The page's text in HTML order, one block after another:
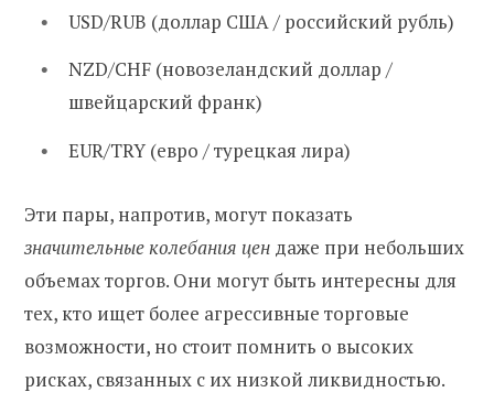
USD/RUB (доллар США / российский рубль)
NZD/CHF (новозеландский доллар /
швейцарский франк)
EUR/TRY (евро / турецкая лира)
Эти пары, напротив, могут показать
значительные колебания цен даже при небольших
объемах торгов. Они могут быть интересны для
тех, кто ищет более агрессивные торговые
возможности, но стоит помнить о высоких
рисках, связанных с их низкой ликвидностью.